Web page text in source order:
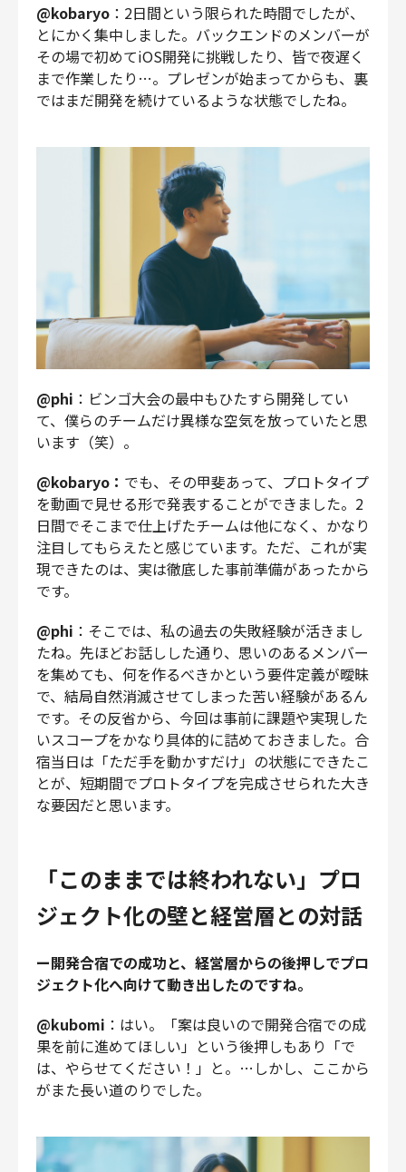
@kobaryo ：2日間という限られた時間でしたが、
とにかく集中しました。バックエンドのメンバーが
その場で初めてiOS開発に挑戦したり、皆で夜遅く
まで作業したり…。プレゼンが始まってからも、裏
ではまだ開発を続けているような状態でしたね。
@phi ：ビンゴ大会の最中もひたすら開発してい
て、僕らのチームだけ異様な空気を放っていたと思
います（笑）。
@kobaryo： でも、その甲斐あって、プロトタイプ
を動画で見せる形で発表することができました。2
日間でそこまで仕上げたチームは他になく、かなり
注目してもらえたと感じています。ただ、これが実
現できたのは、実は徹底した事前準備があったから
です。
@phi ：そこでは、私の過去の失敗経験が活きまし
たね。先ほどお話しした通り、思いのあるメンバー
を集めても、何を作るべきかという要件定義が曖昧
で、結局自然消滅させてしまった苦い経験があるん
です。その反省から、今回は事前に課題や実現した
いスコープをかなり具体的に詰めておきました。合
宿当日は「ただ手を動かすだけ」の状態にできたこ
とが、短期間でプロトタイプを完成させられた大き
な要因だと思います。
「このままでは終われない」プロ
ジェクト化の壁と経営層との対話
ー開発合宿での成功と、経営層からの後押しでプロ
ジェクト化へ向けて動き出したのですね。
@kubomi ：はい。「案は良いので開発合宿での成
果を前に進めてほしい」という後押しもあり「で
は、やらせてください！」と。…しかし、ここから
がまた長い道のりでした。